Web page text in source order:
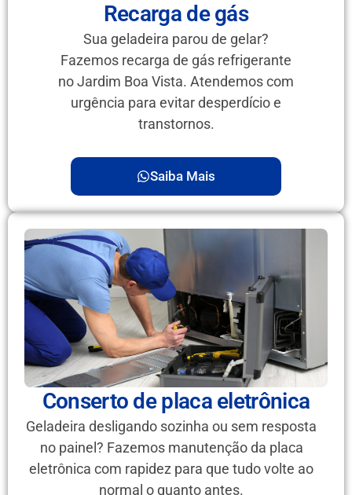
Recarga de gás
Sua geladeira parou de gelar?
Fazemos recarga de gás refrigerante
no Jardim Boa Vista. Atendemos com
urgência para evitar desperdício e
transtornos.
Saiba Mais
Conserto de placa eletrônica
Geladeira desligando sozinha ou sem resposta
no painel? Fazemos manutenção da placa
eletrônica com rapidez para que tudo volte ao
normal o quanto antes.